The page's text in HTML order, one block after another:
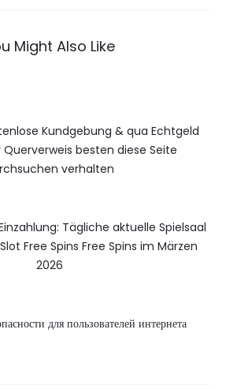
Might Also Like
Kundgebung & qua Echtgeld
besten diese Seite
verhalten
Tägliche aktuelle Spielsaal
Free Spins Free Spins im Märzen
2026
для пользователей интернета